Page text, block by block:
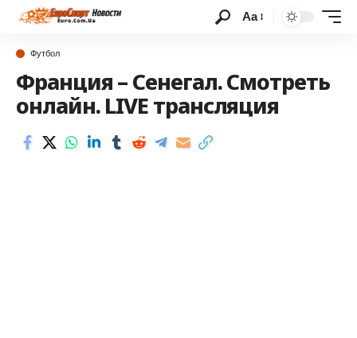
Аа
Футбол
Франция – Сенегал. Смотреть
онлайн. LIVE трансляция